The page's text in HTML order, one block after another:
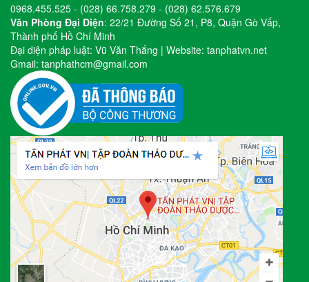
0968.455.525 - (028) 66.758.279 - (028) 62.576.679
Văn Phòng Đại Diện: 22/21 Đường Số 21, P8, Quận Gò Vấp,
Thành phố Hồ Chí Minh
Đại diện pháp luật: Vũ Văn Thắng | Website: tanphatvn.net
Gmail: tanphathcm@gmail.com